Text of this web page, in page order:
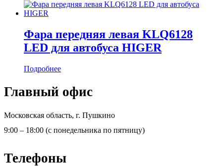
Фара передняя левая KLQ6128
LED для автобуса HIGER
Подробнее
Главный офис
Московская область, г. Пушкино
9:00 – 18:00 (с понедельника по пятницу)
Телефоны